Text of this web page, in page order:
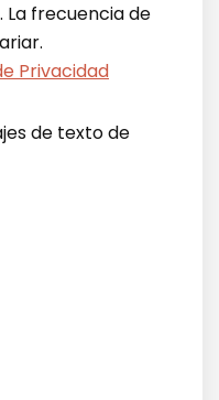
La frecuencia de
Privacidad
de texto de